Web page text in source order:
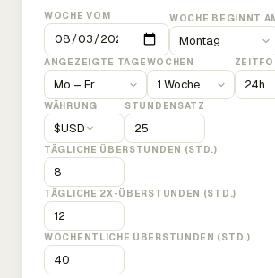
WOCHE VOM WOCHE BEGINNT
ANGEZEIGTE TAGEWOCHEN
WÄHRUNG
$USD
STUNDENSATZ
TÄGLICHE ÜBERSTUNDEN (STD.)
TÄGLICHE 2X-ÜBERSTUNDEN (STD.)
WÖCHENTLICHE ÜBERSTUNDEN (STD.)